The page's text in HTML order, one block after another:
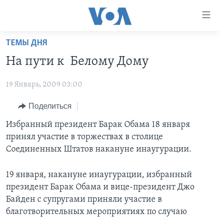
Перейти
основной
Перейти
навигации
Перейти
ПРОГРАММЫ
АМЕРИКА
НОВОСТИ ЗА МИНУТУ
ИТОГИ
ПОЧЕМУ ЭТО ВАЖНО?
ДЕТАЛИ
НЬЮ-ЙОРК NEW YORK
АМЕРИКА. БОЛЬШОЕ ПУТЕШЕСТВИЕ
ПРОЕКТЫ
УЧИМ АНГЛИЙСКИЙ
НАША АМЕРИКАНСКАЯ ИСТОРИЯ
А КАК В АМЕРИКЕ?
АМЕРИКАНСКИЕ ГОРОДКИ
ТЕСТЫ
ЭКСПЕРТИЗА
ИНТЕРВЬЮ
ФАКТЫ ПРОТИВ ФЕЙКОВ
УЧИМ АНГЛИЙСКИЙ
ВИДЕО
ПОДПИСКА НА НОВОСТИ
ТЕМЫ ДНЯ
На пути к Белому Дому
19 Январь, 2009 03:00
Поделиться
Избранный президент Барак Обама 18 января
принял участие в торжествах в столице
Соединенных Штатов накануне инаугурации.
19 января, накануне инаугурации, избранный
президент Барак Обама и вице-президент Джо
Байден с супругами приняли участие в
благотворительных мероприятиях по случаю